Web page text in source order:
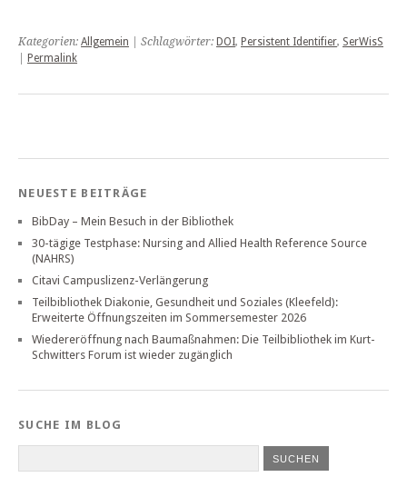
Kategorien: Allgemein | Schlagwörter: DOI, Persistent Identifier, SerWisS
Permalink
NEUESTE BEITRÄGE
BibDay – Mein Besuch in der Bibliothek
30-tägige Testphase: Nursing and Allied Health Reference Source
(NAHRS)
Citavi Campuslizenz-Verlängerung
Teilbibliothek Diakonie, Gesundheit und Soziales (Kleefeld):
Erweiterte Öffnungszeiten im Sommersemester 2026
Wiedereröffnung nach Baumaßnahmen: Die Teilbibliothek im Kurt-
Schwitters Forum ist wieder zugänglich
SUCHE IM BLOG